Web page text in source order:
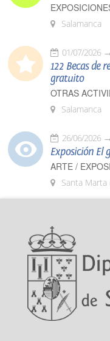
Salamanca
01/07/2026
122 Becas de
gratuito
OTRAS
Salamanca
26/06/2026
Exposición El
ARTE /
Santa